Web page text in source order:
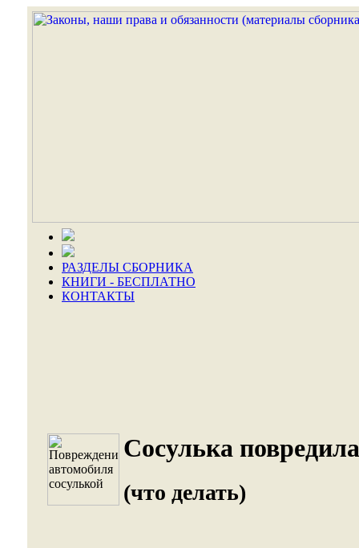
РАЗДЕЛЫ СБОРНИКА
КНИГИ - БЕСПЛАТНО
КОНТАКТЫ
Сосулька
(что делать)